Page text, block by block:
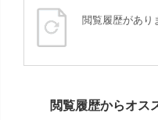
閲覧履歴があり
閲覧履歴からオス